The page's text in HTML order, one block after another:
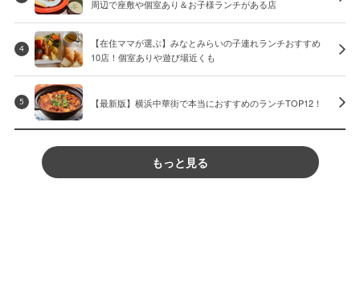
周辺で座敷や個室あり＆お子様ランチがある店
4
【在住ママが選ぶ】みなとみらいの子連れランチおすすめ
10店！個室ありや遊び場近くも
5 【最新版】横浜中華街で本当におすすめのランチTOP12！
もっと見る